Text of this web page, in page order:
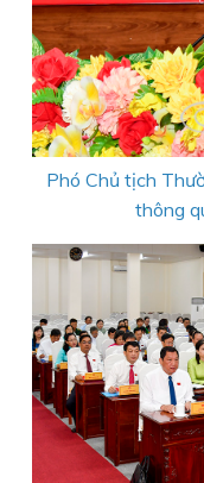
Phó Chủ tịch
thông